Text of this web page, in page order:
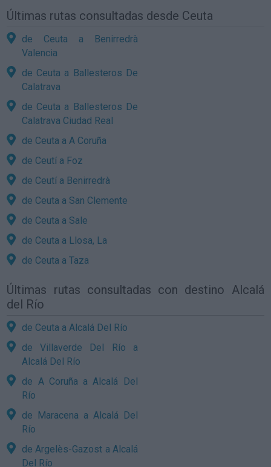
Últimas rutas consultadas desde Ceuta
de Ceuta a Benirredrà
Valencia
de Ceuta a Ballesteros De
Calatrava
de Ceuta a Ballesteros De
Calatrava Ciudad Real
de Ceuta a A Coruña
de Ceutí a Foz
de Ceutí a Benirredrà
de Ceuta a San Clemente
de Ceuta a Sale
de Ceuta a Llosa, La
de Ceuta a Taza
Últimas rutas consultadas con destino Alcalá
del Río
de Ceuta a Alcalá Del Río
de Villaverde Del Río a
Alcalá Del Río
de A Coruña a Alcalá Del
Río
de Maracena a Alcalá Del
Río
de Argelès-Gazost a Alcalá
Del Río